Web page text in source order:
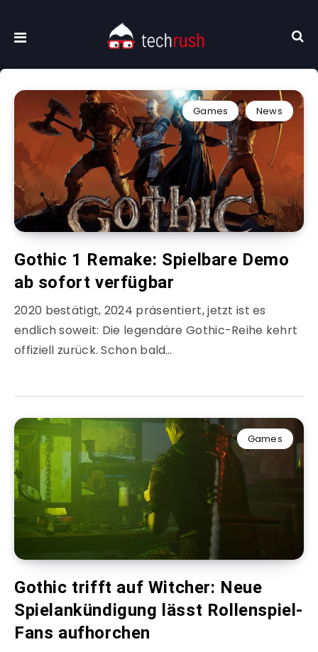
Games News
Gothic 1 Remake: Spielbare Demo
ab sofort verfügbar
2020 bestätigt, 2024 präsentiert, jetzt ist es
endlich soweit: Die legendäre Gothic-Reihe kehrt
offiziell zurück. Schon bald…
Games
Gothic trifft auf Witcher: Neue
Spielankündigung lässt Rollenspiel-
Fans aufhorchen